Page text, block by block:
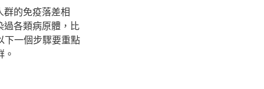
的免疫落差相
過各類病原體，比
下一個步驟要重點